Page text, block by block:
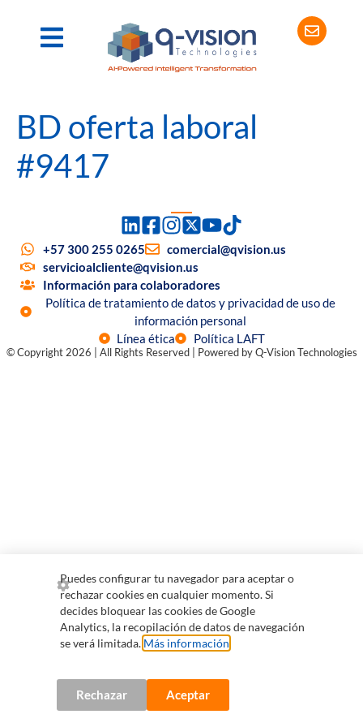
BD oferta laboral
#9417
+57 300 255 0265
comercial@qvision.us
servicioalcliente@qvision.us
Información para colaboradores
Política de tratamiento de datos y privacidad de uso de
información personal
Línea ética
Política LAFT
© Copyright 2026 | All Rights Reserved | Powered by Q-Vision Technologies
Puedes configurar tu navegador para aceptar o
rechazar cookies en cualquier momento. Si
decides bloquear las cookies de Google
Analytics, la recopilación de datos de navegación
se verá limitada. Más información
Rechazar Aceptar